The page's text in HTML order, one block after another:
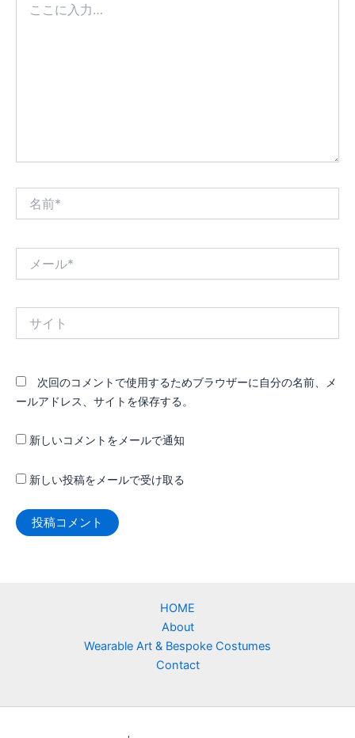
次回のコメントで使用するためブラウザーに自分の名前、メ
ールアドレス、サイトを保存する。
新しいコメントをメールで通知
新しい投稿をメールで受け取る
HOME
About
Wearable Art & Bespoke Costumes
Contact